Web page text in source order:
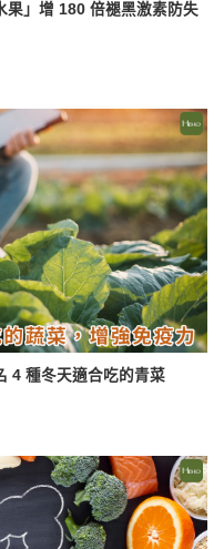
果」增 180 倍褪黑激素防失
4 種冬天適合吃的青菜